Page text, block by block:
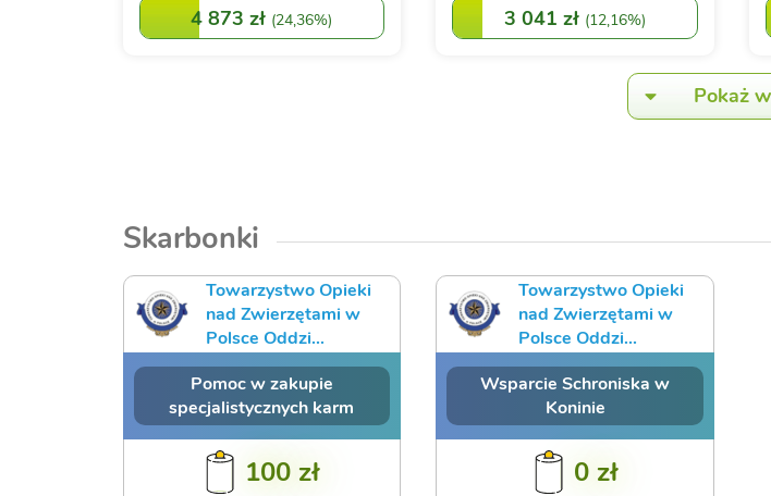
4 873 zł (24,36%) 3 041 zł (12,16%)
Pokaż
Skarbonki
Towarzystwo Opieki
nad Zwierzętami w
Polsce Oddzi...
Pomoc w zakupie
specjalistycznych karm
100 zł
Towarzystwo Opieki
nad Zwierzętami w
Polsce Oddzi...
Wsparcie Schroniska w
Koninie
0 zł